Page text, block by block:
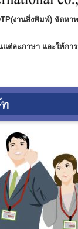
งานสิ่งพิมพ์) จัดห
แต่ละภาษา และให้กา